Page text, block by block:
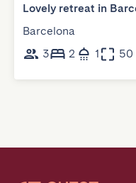
Lovely retreat in
Barcelona
3
2 1 50